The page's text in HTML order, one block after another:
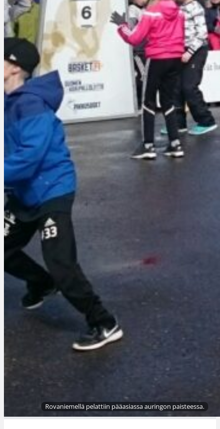
Rovaniemellä pelattiin pääasiassa auringon paisteessa.